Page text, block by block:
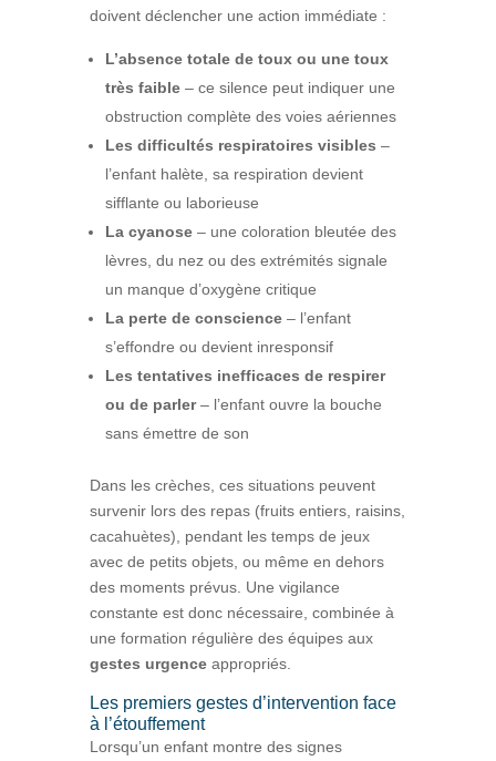
doivent déclencher une action immédiate :
L’absence totale de toux ou une toux
très faible– ce silence peut indiquer une
obstruction complète des voies aériennes
Les difficultés respiratoires visibles –
l’enfant halète, sa respiration devient
sifflante ou laborieuse
La cyanose– une coloration bleutée des
lèvres, du nez ou des extrémités signale
un manque d’oxygène critique
La perte de conscience– l’enfant
s’effondre ou devient inresponsif
Les tentatives inefficaces de respirer
ou de parler– l’enfant ouvre la bouche
sans émettre de son
Dans les crèches, ces situations peuvent
survenir lors des repas (fruits entiers, raisins,
cacahuètes), pendant les temps de jeux
avec de petits objets, ou même en dehors
des moments prévus. Une vigilance
constante est donc nécessaire, combinée à
une formation régulière des équipes aux
gestes urgenceappropriés.
Les premiers gestes d’intervention face
à l’étouffement
Lorsqu’un enfant montre des signes